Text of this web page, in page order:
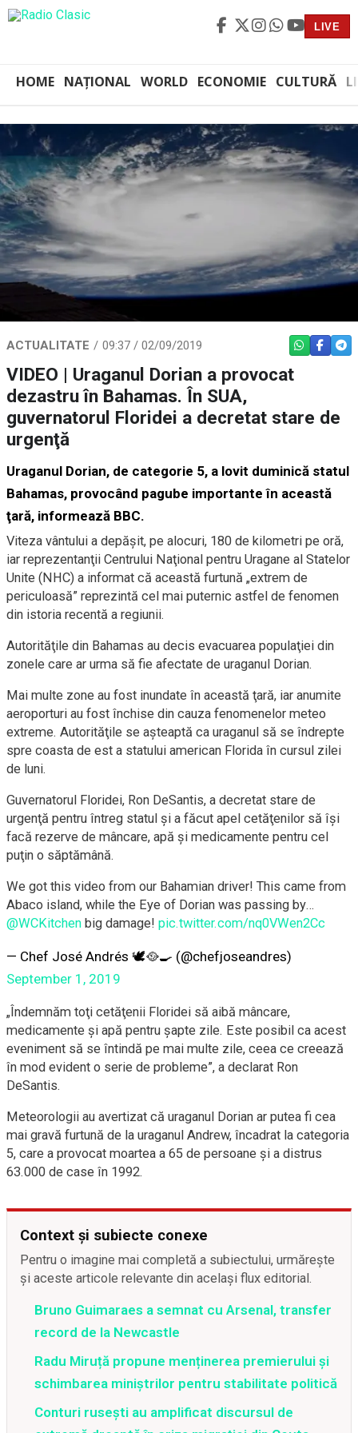
LIVE
HOME NAȚIONAL WORLD ECONOMIE CULTURĂ
ACTUALITATE 09:37 / 02/09/2019 WHATSAPP
VIDEO | Uraganul Dorian a provocat
dezastru în Bahamas. În SUA,
guvernatorul Floridei a decretat stare de
urgenţă
Uraganul Dorian, de categorie 5, a lovit duminică statul
Bahamas, provocând pagube importante în această
ţară, informează BBC.
Viteza vântului a depăşit, pe alocuri, 180 de kilometri pe oră,
iar reprezentanţii Centrului Naţional pentru Uragane al Statelor
Unite (NHC) a informat că această furtună „extrem de
periculoasă” reprezintă cel mai puternic astfel de fenomen
din istoria recentă a regiunii.
Autorităţile din Bahamas au decis evacuarea populaţiei din
zonele care ar urma să fie afectate de uraganul Dorian.
Mai multe zone au fost inundate în această ţară, iar anumite
aeroporturi au fost închise din cauza fenomenelor meteo
extreme. Autorităţile se aşteaptă ca uraganul să se îndrepte
spre coasta de est a statului american Florida în cursul zilei
de luni.
Guvernatorul Floridei, Ron DeSantis, a decretat stare de
urgenţă pentru întreg statul şi a făcut apel cetăţenilor să îşi
facă rezerve de mâncare, apă şi medicamente pentru cel
puţin o săptămână.
We got this video from our Bahamian driver! This came from
Abaco island, while the Eye of Dorian was passing by…⁦
@WCKitchen ⁩ big damage! pic.twitter.com/nq0VWen2Cc
— Chef José Andrés 🕊️🥘🍳 (@chefjoseandres)
September 1, 2019
„Îndemnăm toţi cetăţenii Floridei să aibă mâncare,
medicamente şi apă pentru şapte zile. Este posibil ca acest
eveniment să se întindă pe mai multe zile, ceea ce creează
în mod evident o serie de probleme”, a declarat Ron
DeSantis.
Meteorologii au avertizat că uraganul Dorian ar putea fi cea
mai gravă furtună de la uraganul Andrew, încadrat la categoria
5, care a provocat moartea a 65 de persoane şi a distrus
63.000 de case în 1992.
Context și subiecte conexe
Pentru o imagine mai completă a subiectului, urmărește
și aceste articole relevante din același flux editorial.
Bruno Guimaraes a semnat cu Arsenal, transfer
record de la Newcastle
Radu Miruță propune menținerea premierului și
schimbarea miniștrilor pentru stabilitate politică
Conturi rusești au amplificat discursul de